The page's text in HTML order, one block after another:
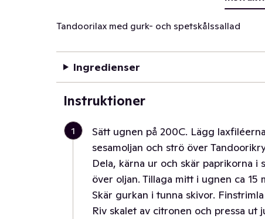
Tandoorilax med gurk- och spetskålssallad
Ingredienser
Instruktioner
1
Sätt ugnen på 200C. Lägg
sesamoljan och strö över
Dela, kärna ur och skär paprikorna
över oljan. Tillaga mitt i ugnen ca
Skär gurkan i tunna skivor.
Riv skalet av citronen och pressa